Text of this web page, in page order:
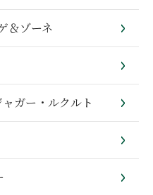
＆ゾーネ
ガー・ルクルト